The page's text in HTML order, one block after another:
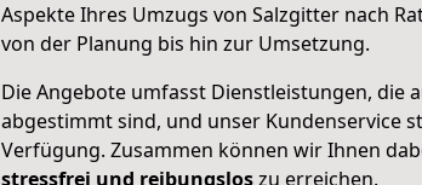
Aspekte Ihres Umzugs von Salzgitter nach
von der Planung bis hin zur Umsetzung.
Die Angebote umfasst Dienstleistungen, die
abgestimmt sind, und unser Kundenservice
Verfügung. Zusammen können wir Ihnen
stressfrei und reibungsloszu erreichen.